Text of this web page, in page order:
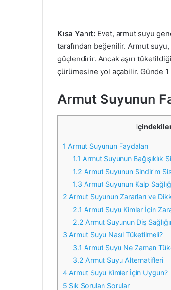
Kısa Yanıt: Evet, armut suyu
tarafından beğenilir. Armut suyu,
güçlendirir. Ancak aşırı
çürümesine yol açabilir. Günde
Armut Suyunun
1 Armut Suyunun Faydaları
1.1 Armut Suyunun Bağışıklık
1.2 Armut Suyunun Sindirim
1.3 Armut Suyunun Kalp
2 Armut Suyunun Zararları ve
2.1 Armut Suyu Kimler İçin
2.2 Armut Suyunun Diş
3 Armut Suyu Nasıl Tüketilmeli?
3.1 Armut Suyu Ne Zaman
3.2 Armut Suyu Alternatifleri
4 Armut Suyu Kimler İçin Uygun?
5 Sık Sorulan Sorular